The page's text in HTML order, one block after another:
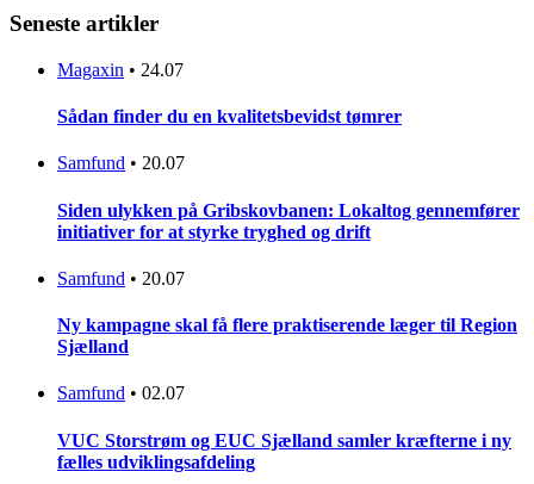
Seneste artikler
Magaxin • 24.07
Sådan finder du en kvalitetsbevidst tømrer
Samfund • 20.07
Siden ulykken på Gribskovbanen: Lokaltog gennemfører
initiativer for at styrke tryghed og drift
Samfund • 20.07
Ny kampagne skal få flere praktiserende læger til Region
Sjælland
Samfund • 02.07
VUC Storstrøm og EUC Sjælland samler kræfterne i ny
fælles udviklingsafdeling